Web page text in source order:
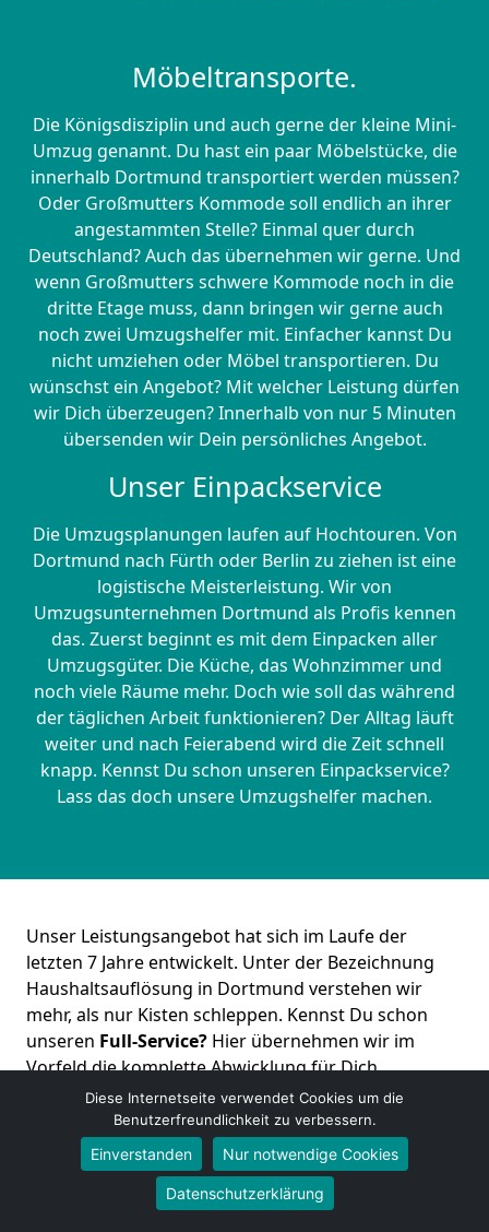
Möbeltransporte.
Die Königsdisziplin und auch gerne der kleine Mini-
Umzug genannt. Du hast ein paar Möbelstücke, die
innerhalb Dortmund transportiert werden müssen?
Oder Großmutters Kommode soll endlich an ihrer
angestammten Stelle? Einmal quer durch
Deutschland? Auch das übernehmen wir gerne. Und
wenn Großmutters schwere Kommode noch in die
dritte Etage muss, dann bringen wir gerne auch
noch zwei Umzugshelfer mit. Einfacher kannst Du
nicht umziehen oder Möbel transportieren. Du
wünschst ein Angebot? Mit welcher Leistung dürfen
wir Dich überzeugen? Innerhalb von nur 5 Minuten
übersenden wir Dein persönliches Angebot.
Unser Einpackservice
Die Umzugsplanungen laufen auf Hochtouren. Von
Dortmund nach Fürth oder Berlin zu ziehen ist eine
logistische Meisterleistung. Wir von
Umzugsunternehmen Dortmund als Profis kennen
das. Zuerst beginnt es mit dem Einpacken aller
Umzugsgüter. Die Küche, das Wohnzimmer und
noch viele Räume mehr. Doch wie soll das während
der täglichen Arbeit funktionieren? Der Alltag läuft
weiter und nach Feierabend wird die Zeit schnell
knapp. Kennst Du schon unseren Einpackservice?
Lass das doch unsere Umzugshelfer machen.
Unser Leistungsangebot hat sich im Laufe der
letzten 7 Jahre entwickelt. Unter der Bezeichnung
Haushaltsauflösung in Dortmund verstehen wir
mehr, als nur Kisten schleppen. Kennst Du schon
unseren Full-Service? Hier übernehmen wir im
Vorfeld die komplette Abwicklung für Dich.
Kostenloses Angebot erhalten
Diese Internetseite verwendet Cookies um die
Benutzerfreundlichkeit zu verbessern.
Einverstanden Nur notwendige Cookies
Datenschutzerklärung